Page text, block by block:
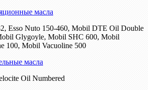
масла
Esso Nuto 150-460, Mobil DTE Oil Double
Glygoyle, Mobil SHC 600, Mobil
100, Mobil Vacuoline 500
масла
Oil Numbered